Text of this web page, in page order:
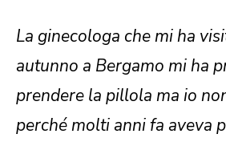
La ginecologa che mi ha
autunno a Bergamo mi ha
prendere la pillola ma io
perché molti anni fa aveva